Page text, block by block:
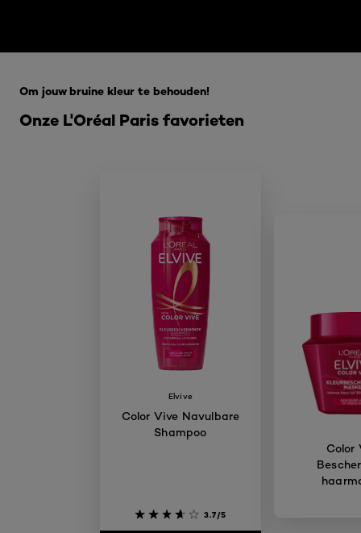
Onze L'Oréal Paris favorieten
Om jouw bruine kleur te behouden!
Elvive
Color Vive Navulbare
Shampoo
3.7/5
Color